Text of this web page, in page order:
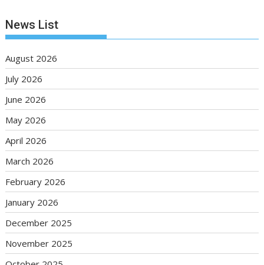
News List
August 2026
July 2026
June 2026
May 2026
April 2026
March 2026
February 2026
January 2026
December 2025
November 2025